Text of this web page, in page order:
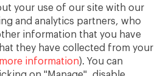
your use of our site with our
and analytics partners, who
information that you have
they have collected from your
more information). You can
immobiliari Sindicats
general valors values
virtut virtuts